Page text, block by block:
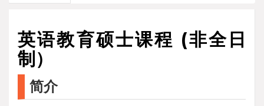
英语教育硕士课程 (非全日
制）
简介